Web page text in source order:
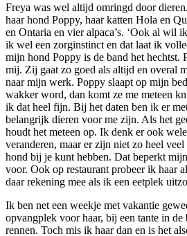
Freya was wel altijd omringd door
haar hond Poppy, haar katten Hola en
en Ontaria en vier alpaca’s. ‘Ook al wil
ik wel een zorginstinct en dat laat ik
mijn hond Poppy is de band het hechtst.
mij. Zij gaat zo goed als altijd en overal
naar mijn werk. Poppy slaapt op mijn
wakker word, dan komt ze me meteen
ik dat heel fijn. Bij het daten ben ik er
belangrijk dieren voor me zijn. Als het
houdt het meteen op. Ik denk er ook
veranderen, maar er zijn niet zo heel
hond bij je kunt hebben. Dat beperkt
voor. Ook op restaurant probeer ik haar
daar rekening mee als ik een eetplek
Ik ben net een weekje met vakantie
opvangplek voor haar, bij een tante in
rennen. Toch mis ik haar dan en is het